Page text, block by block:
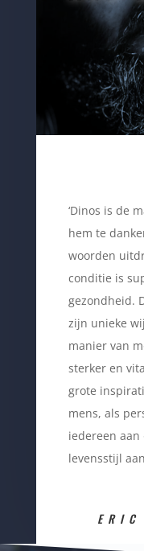
‘Dinos is de
hem te
woorden
conditie is
gezondheid.
zijn unieke
manier van
sterker en
grote
mens, als
iedereen aan
levensstijl
ERIC